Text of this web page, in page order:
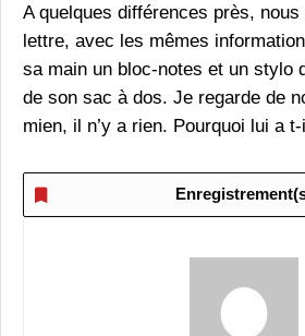
A quelques différences près,
lettre, avec les mêmes
sa main un bloc-notes et un stylo
de son sac à dos. Je regarde de
mien, il n’y a rien. Pourquoi lui a